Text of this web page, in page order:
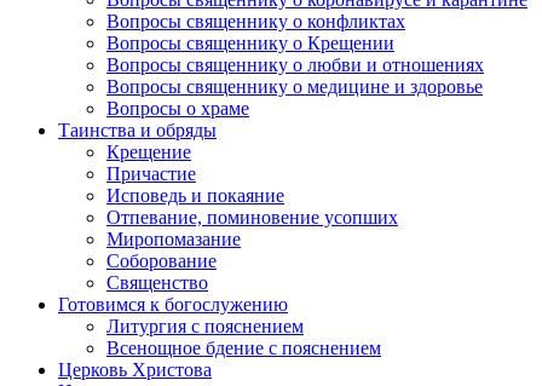
Вопросы священнику о конфликтах
Вопросы священнику о Крещении
Вопросы священнику о любви и отношениях
Вопросы священнику о медицине и здоровье
Вопросы о храме
Таинства и обряды
Крещение
Причастие
Исповедь и покаяние
Отпевание, поминовение усопших
Миропомазание
Соборование
Священство
Готовимся к богослужению
Литургия с пояснением
Всенощное бдение с пояснением
Церковь Христова